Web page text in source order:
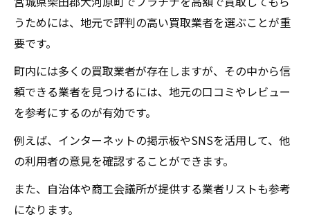
うためには、地元で評判の高い買取業者を選ぶことが重
要です。
町内には多くの買取業者が存在しますが、その中から信
頼できる業者を見つけるには、地元の口コミやレビュー
を参考にするのが有効です。
例えば、インターネットの掲示板やSNSを活用して、他
の利用者の意見を確認することができます。
また、自治体や商工会議所が提供する業者リストも参考
になります。